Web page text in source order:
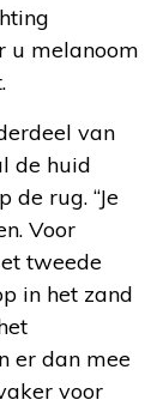
u melanoom
van
de huid
de rug. “Je
Voor
tweede
in het zand
er dan mee
voor